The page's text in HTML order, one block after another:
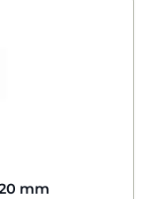
mm